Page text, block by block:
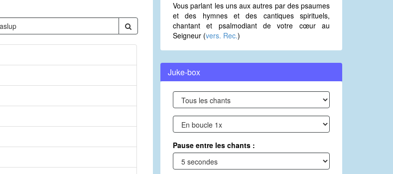
Vous parlant les uns aux autres par des psaumes
et des hymnes et des cantiques spirituels,
chantant et psalmodiant de votre cœur au
Seigneur (vers. Rec.)
Juke-box
Pause entre les chants :